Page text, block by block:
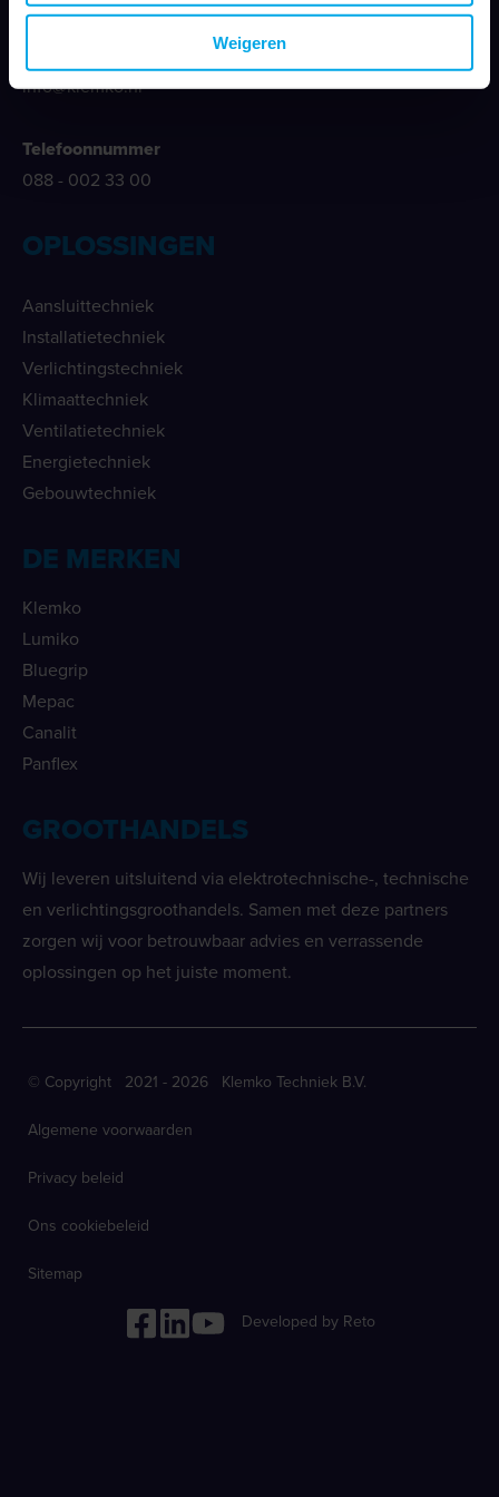
Weigeren
info@klemko.nl
Telefoonnummer
088 - 002 33 00
OPLOSSINGEN
Aansluittechniek
Installatietechniek
Verlichtingstechniek
Klimaattechniek
Ventilatietechniek
Energietechniek
Gebouwtechniek
DE MERKEN
Klemko
Lumiko
Bluegrip
Mepac
Canalit
Panflex
GROOTHANDELS
Wij leveren uitsluitend via elektrotechnische-, technische
en verlichtingsgroothandels. Samen met deze partners
zorgen wij voor betrouwbaar advies en verrassende
oplossingen op het juiste moment.
© Copyright 2021 - 2026 Klemko Techniek B.V.
Algemene voorwaarden
Privacy beleid
Ons cookiebeleid
Sitemap
Developed by Reto